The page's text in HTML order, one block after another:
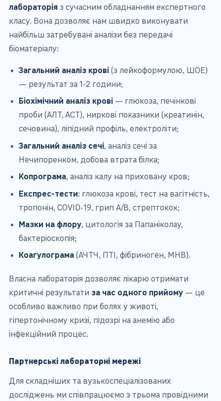
лабораторія з сучасним обладнанням експертного
класу. Вона дозволяє нам швидко виконувати
найбільш затребувані аналізи без передачі
біоматеріалу:
Загальний аналіз крові (з лейкоформулою, ШОЕ)
— результат за 1-2 години;
Біохімічний аналіз крові — глюкоза, печінкові
проби (АЛТ, АСТ), ниркові показники (креатинін,
сечовина), ліпідний профіль, електроліти;
Загальний аналіз сечі , аналіз сечі за
Нечипоренком, добова втрата білка;
Копрограма, аналіз калу на приховану кров;
Експрес-тести: глюкоза крові, тест на вагітність,
тропонін, COVID-19, грип A/B, стрептокок;
Мазки на флору , цитологія за Папаніколау,
бактеріоскопія;
Коагулограма (АЧТЧ, ПТІ, фібриноген, МНВ).
Власна лабораторія дозволяє лікарю отримати
критичні результати за час одного прийому — це
особливо важливо при болях у животі,
гіпертонічному кризі, підозрі на анемію або
інфекційний процес.
Партнерські лабораторні мережі
Для складніших та вузькоспеціалізованих
досліджень ми співпрацюємо з трьома провідними